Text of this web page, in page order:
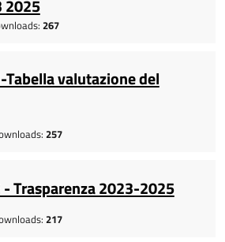
2025
267
valutazione del
257
Trasparenza 2023-2025
217